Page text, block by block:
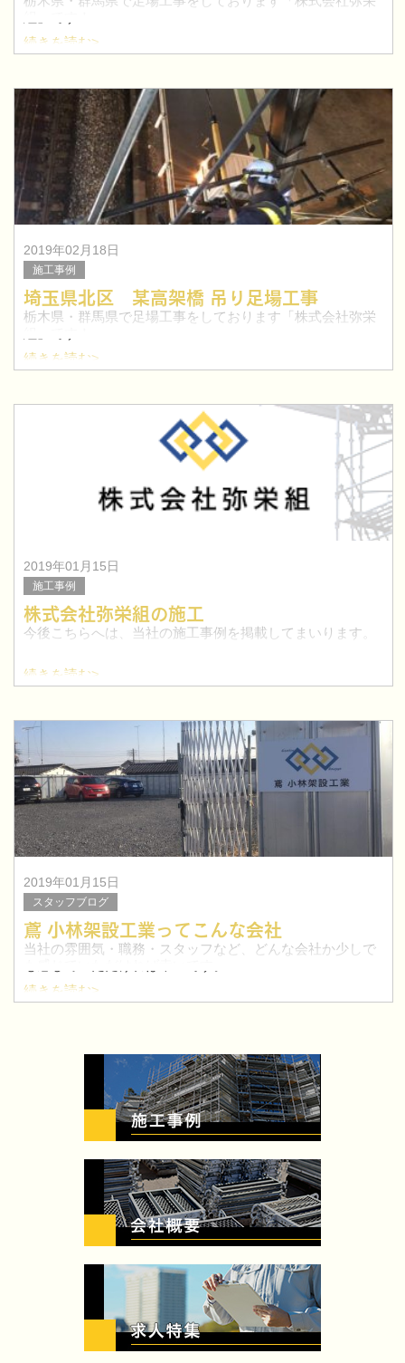
今回は、栃木県佐野市にて住宅の足場工事を行いました。
はこちらへ≫
続きを読む>
2019年02月18日
施工事例
埼玉県北区 某高架橋 吊り足場工事
栃木県・群馬県で足場工事をしております「株式会社弥栄
今回は、埼玉県北区にて高架橋の吊り足場工事を行いまし
続きを読む>
2019年01月15日
施工事例
株式会社弥栄組の施工
今後こちらへは、当社の施工事例を掲載してまいります。
続きを読む>
2019年01月15日
スタッフブログ
鳶 小林架設工業ってこんな会社
当社の雰囲気・職務・スタッフなど、どんな会社か少しで
続きを読む>